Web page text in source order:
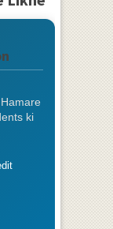
ki